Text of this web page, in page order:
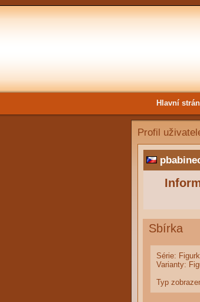
Hlavní
Profil
Sbírka
Série:
Varianty:
Typ